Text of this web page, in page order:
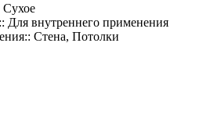
Для внутреннего применения
Стена, Потолки